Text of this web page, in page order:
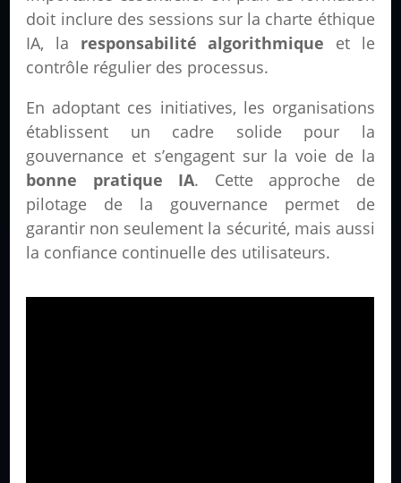
doit inclure des sessions sur la charte éthique
IA, la responsabilité algorithmique et le
contrôle régulier des processus.
En adoptant ces initiatives, les organisations
établissent un cadre solide pour la
gouvernance et s’engagent sur la voie de la
bonne pratique IA. Cette approche de
pilotage de la gouvernance permet de
garantir non seulement la sécurité, mais aussi
la confiance continuelle des utilisateurs.